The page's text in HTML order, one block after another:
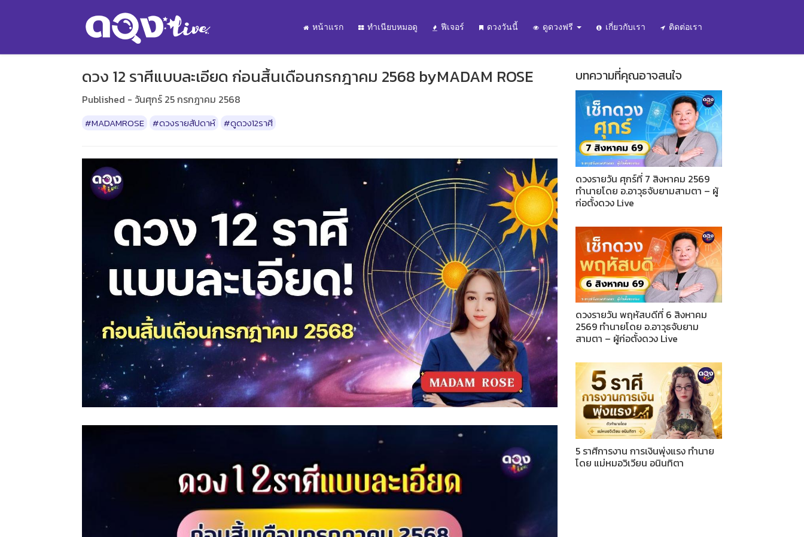
หน้าแรก ทำเนียบหมอดู ฟีเจอร์ ดวงวันนี้ ดูดวงฟรี เกี่ยวกับเรา ติดต่อเรา
ดวง 12 ราศีแบบละเอียด ก่อนสิ้นเดือนกรกฎาคม 2568 byMADAM ROSE
Published - วันศุกร์ 25 กรกฎาคม 2568
#MADAMROSE #ดวงรายสัปดาห์ #ดูดวง12ราศี
บทความที่คุณอาจสนใจ
ดวงรายวัน ศุกร์ที่ 7 สิงหาคม 2569
ทำนายโดย อ.อาวุธจับยามสามตา – ผู้
ก่อตั้งดวง Live
ดวงรายวัน พฤหัสบดีที่ 6 สิงหาคม
2569 ทำนายโดย อ.อาวุธจับยาม
สามตา – ผู้ก่อตั้งดวง Live
5 ราศีการงาน การเงินพุ่งแรง ทำนาย
โดย แม่หมอวิเวียน อนินทิตา